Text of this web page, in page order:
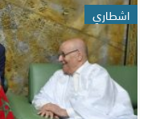
اشطاري